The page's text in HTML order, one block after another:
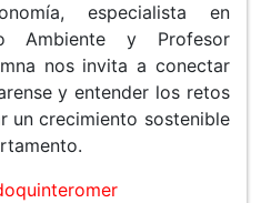
especialista en
Ambiente y Profesor
nos invita a conectar
y entender los retos
un crecimiento sostenible